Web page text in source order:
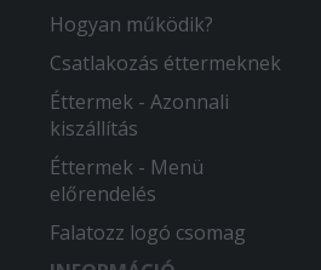
Hogyan működik?
Csatlakozás éttermeknek
Éttermek - Azonnali
kiszállítás
Éttermek - Menü
előrendelés
Falatozz logó csomag